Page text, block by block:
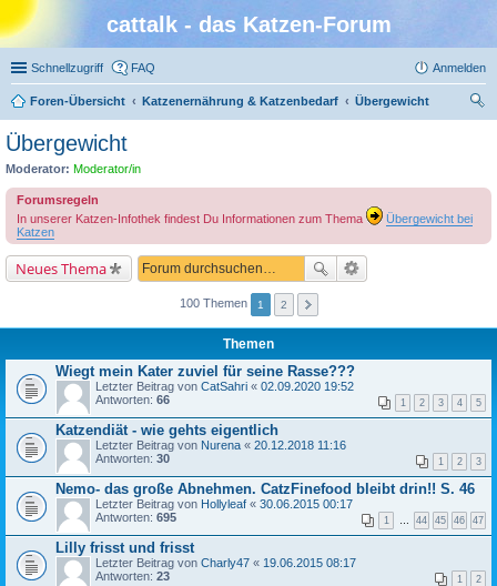
cattalk - das Katzen-Forum
Schnellzugriff FAQ Anmelden
Foren-Übersicht Katzenernährung & Katzenbedarf
Übergewicht
Übergewicht
Moderator: Moderator/in
Forumsregeln
In unserer Katzen-Infothek findest Du Informationen zum Thema
Übergewicht bei
Katzen
Neues Thema
100 Themen 1 2
Themen
Wiegt mein Kater zuviel für seine Rasse???
Letzter Beitrag von CatSahri « 02.09.2020 19:52
Antworten: 66 1 2 3 4 5
Katzendiät - wie gehts eigentlich
Letzter Beitrag von Nurena « 20.12.2018 11:16
Antworten: 30 1 2 3
Nemo- das große Abnehmen. CatzFinefood bleibt drin!! S. 46
Letzter Beitrag von Hollyleaf « 30.06.2015 00:17
Antworten: 695 1 … 44 45 46 47
Lilly frisst und frisst
Letzter Beitrag von Charly47 « 19.06.2015 08:17
Antworten: 23 1 2